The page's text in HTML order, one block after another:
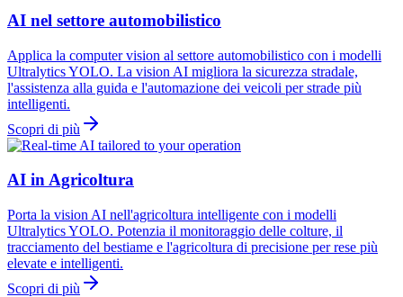
AI nel settore automobilistico
Applica la computer vision al settore automobilistico con i modelli
Ultralytics YOLO. La vision AI migliora la sicurezza stradale,
l'assistenza alla guida e l'automazione dei veicoli per strade più
intelligenti.
Scopri di più
AI in Agricoltura
Porta la vision AI nell'agricoltura intelligente con i modelli
Ultralytics YOLO. Potenzia il monitoraggio delle colture, il
tracciamento del bestiame e l'agricoltura di precisione per rese più
elevate e intelligenti.
Scopri di più